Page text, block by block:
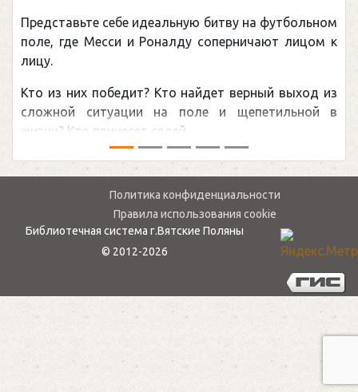
Представьте себе идеальную битву на футбольном
поле, где Месси и Роналду соперничают лицом к
лицу.
Кто из них победит? Кто найдет верный выход из
сложной ситуации на поле и щепетильной в
жизни? Кто принесет своей ...
Политика конфиденциальности
Правила использования cookie
Библиотечная система г.Вятские Поляны
© 2012-2026